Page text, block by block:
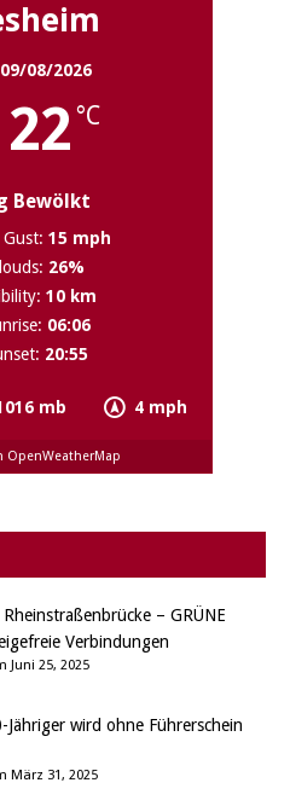
09/08/2026
22 °C
Bewölkt
mb 4 mph
15 mph
26%
10 km
06:06
20:55
OpenWeatherMap
– GRÜNE
Verbindungen
Juni 25, 2025
Jähriger wird ohne Führerschein
März 31, 2025